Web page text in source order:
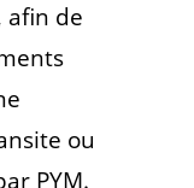
afin de
ou
PYM.